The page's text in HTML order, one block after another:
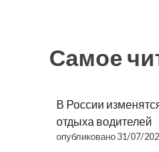
Самое
В России
отдыха водителей
опубликовано 31/07/